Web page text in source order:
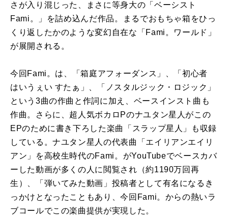
さが入り混じった、まさに等身大の「ベーシスト
Fami。」を詰め込んだ作品。まるでおもちゃ箱をひっ
くり返したかのような変幻自在な「Fami。ワールド」
が展開される。
今回Fami。は、「箱庭アフォーダンス」、「初心者
はいうぇい すたぁ」、「ノスタルジック・ロジック」
という3曲の作曲と作詞に加え、ベースインスト曲も
作曲。さらに、超人気ボカロPのナユタン星人がこの
EPのために書き下ろした楽曲「スラップ星人」も収録
している。ナユタン星人の代表曲「エイリアンエイリ
アン」を高校生時代のFami。がYouTubeでベースカバ
ーした動画が多くの人に閲覧され（約1190万回再
生）、「弾いてみた動画」投稿者として有名になるき
っかけとなったこともあり、今回Fami。からの熱いラ
ブコールでこの楽曲提供が実現した。